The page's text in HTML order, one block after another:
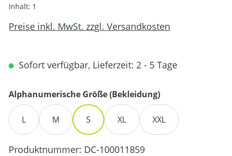
Inhalt: 1
Preise inkl. MwSt. zzgl. Versandkosten
Sofort verfügbar, Lieferzeit: 2 - 5 Tage
Alphanumerische Größe (Bekleidung)auswählen
L M S XL XXL
Produktnummer: DC-100011859